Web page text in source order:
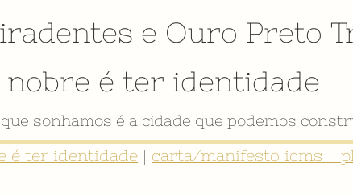
e Ouro Preto
nobre é ter identidade
sonhamos é a cidade que podemos
é ter identidade | carta/manifesto icms -